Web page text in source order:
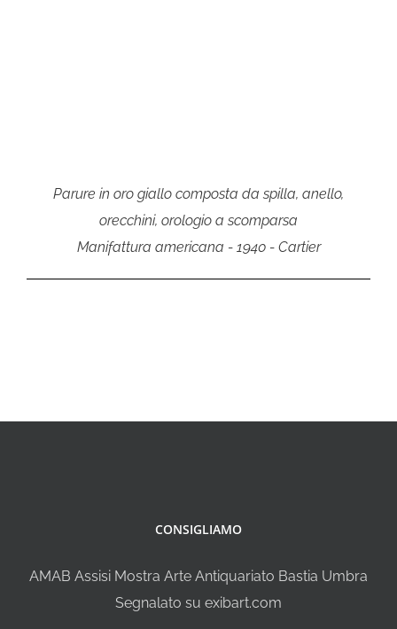
Parure in oro giallo composta da spilla, anello,
orecchini, orologio a scomparsa
Manifattura americana - 1940 - Cartier
CONSIGLIAMO
AMAB Assisi Mostra Arte Antiquariato Bastia Umbra
Segnalato su exibart.com